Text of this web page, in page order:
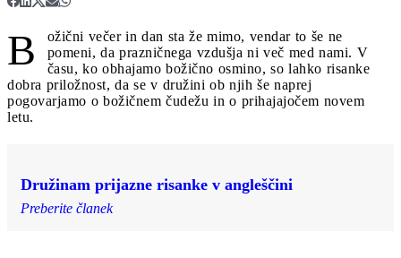
B
ožični večer in dan sta že mimo, vendar to še ne
pomeni, da prazničnega vzdušja ni več med nami. V
času, ko obhajamo božično osmino, so lahko risanke
dobra priložnost, da se v družini ob njih še naprej
pogovarjamo o božičnem čudežu in o prihajajočem novem
letu.
Družinam prijazne risanke v angleščini
Preberite članek